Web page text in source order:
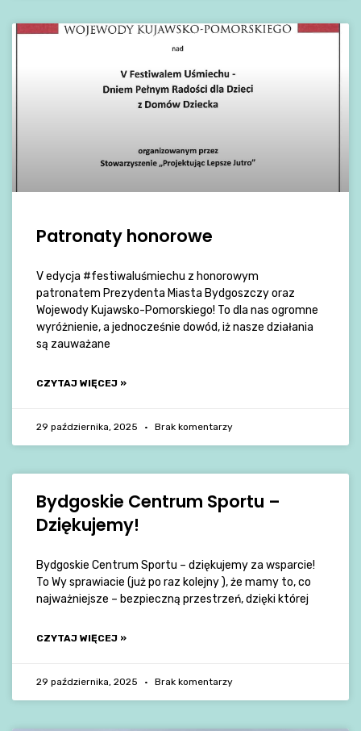
Patronaty honorowe
V edycja #festiwaluśmiechu z honorowym
patronatem Prezydenta Miasta Bydgoszczy oraz
Wojewody Kujawsko-Pomorskiego! To dla nas ogromne
wyróżnienie, a jednocześnie dowód, iż nasze działania
są zauważane
CZYTAJ WIĘCEJ »
29 października, 2025 Brak komentarzy
Bydgoskie Centrum Sportu –
Dziękujemy!
Bydgoskie Centrum Sportu – dziękujemy za wsparcie!
To Wy sprawiacie (już po raz kolejny ), że mamy to, co
najważniejsze – bezpieczną przestrzeń, dzięki której
CZYTAJ WIĘCEJ »
29 października, 2025 Brak komentarzy